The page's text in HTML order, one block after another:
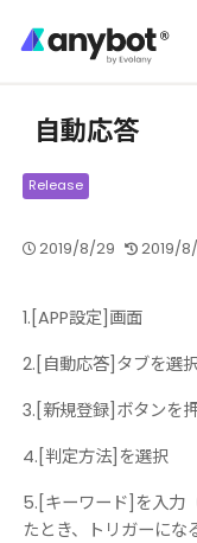
How to use
自動応答
2019/8/29 2019/
1.[APP設定]画面
2.[自動応答]タブを選
3.[新規登録]ボタンを
4.[判定方法]を選択
5.[キーワード]を入力
たとき、トリガーにな